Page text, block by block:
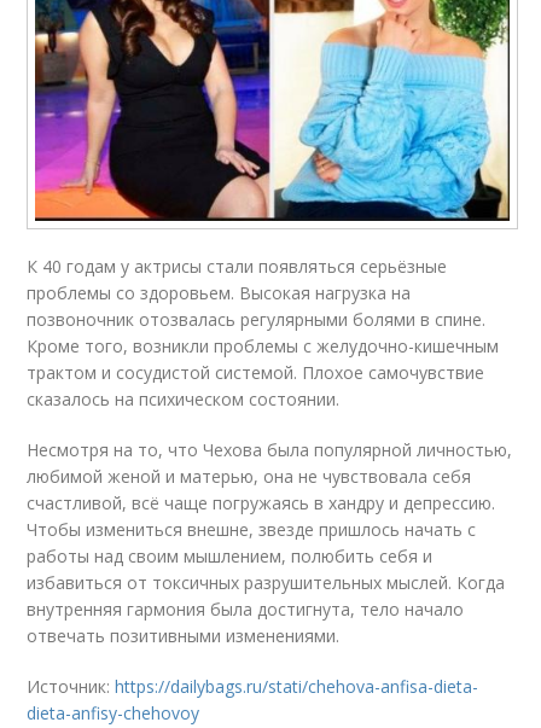
К 40 годам у актрисы стали появляться серьёзные
проблемы со здоровьем. Высокая нагрузка на
позвоночник отозвалась регулярными болями в спине.
Кроме того, возникли проблемы с желудочно-кишечным
трактом и сосудистой системой. Плохое самочувствие
сказалось на психическом состоянии.
Несмотря на то, что Чехова была популярной личностью,
любимой женой и матерью, она не чувствовала себя
счастливой, всё чаще погружаясь в хандру и депрессию.
Чтобы измениться внешне, звезде пришлось начать с
работы над своим мышлением, полюбить себя и
избавиться от токсичных разрушительных мыслей. Когда
внутренняя гармония была достигнута, тело начало
отвечать позитивными изменениями.
Источник:https://dailybags.ru/stati/chehova-anfisa-dieta-
dieta-anfisy-chehovoy